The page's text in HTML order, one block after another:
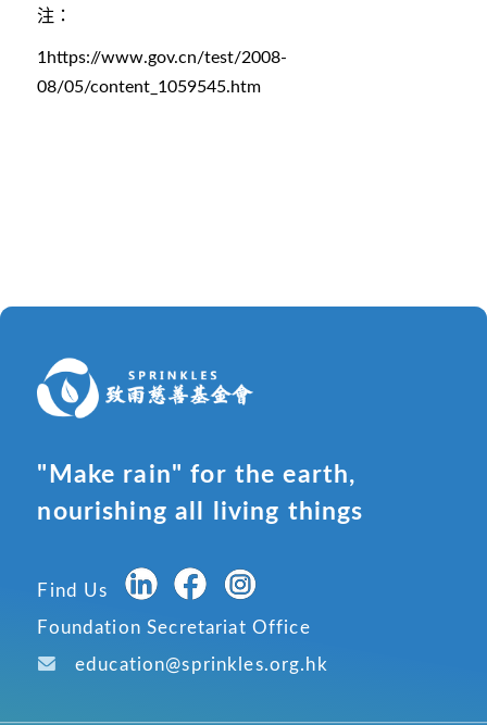
注：
1https://www.gov.cn/test/2008-
08/05/content_1059545.htm
"Make rain" for the earth,
nourishing all living things
Find Us
Foundation Secretariat Office
education@sprinkles.org.hk